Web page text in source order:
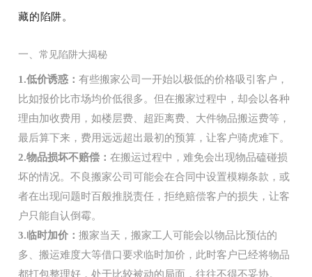
藏的陷阱。
一、常见陷阱大揭秘
1.低价诱惑：有些搬家公司一开始以极低的价格吸引客户，
比如报价比市场均价低很多。但在搬家过程中，却会以各种
理由加收费用，如楼层费、超距离费、大件物品搬运费等，
最后算下来，费用远远超出最初的预算，让客户骑虎难下。
2.物品损坏不赔偿：在搬运过程中，难免会出现物品磕碰损
坏的情况。不良搬家公司可能会在合同中设置模糊条款，或
者在出现问题时百般推脱责任，拒绝赔偿客户的损失，让客
户只能自认倒霉。
3.临时加价：搬家当天，搬家工人可能会以物品比预估的
多、搬运难度大等借口要求临时加价，此时客户已经将物品
都打包整理好，处于比较被动的局面，往往不得不妥协。